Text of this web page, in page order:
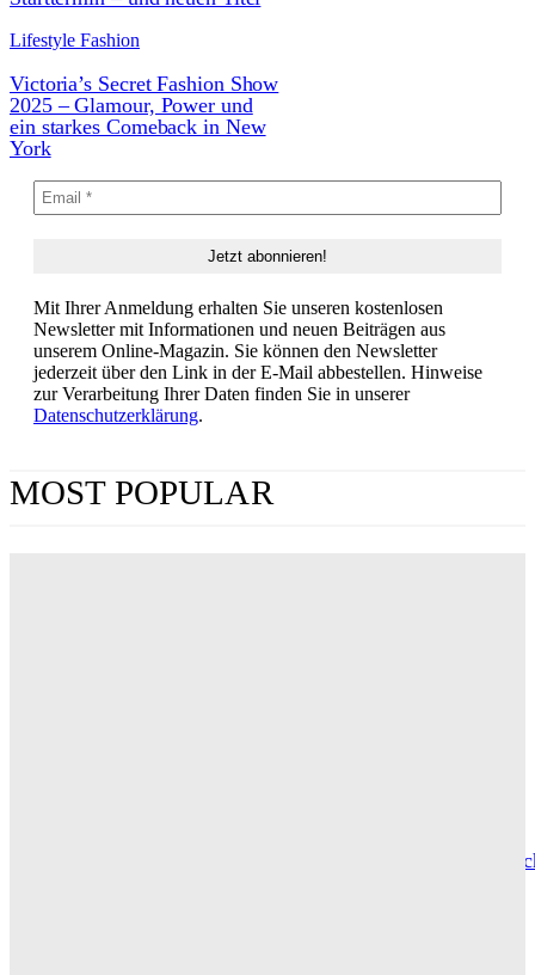
Lifestyle Fashion
Victoria’s Secret Fashion Show
2025 – Glamour, Power und
ein starkes Comeback in New
York
Mit Ihrer Anmeldung erhalten Sie unseren kostenlosen
Newsletter mit Informationen und neuen Beiträgen aus
unserem Online-Magazin. Sie können den Newsletter
jederzeit über den Link in der E-Mail abbestellen. Hinweise
zur Verarbeitung Ihrer Daten finden Sie in unserer
Datenschutzerklärung.
MOST POPULAR
Hotel de Rome – Berlins elegante Adresse zwischen